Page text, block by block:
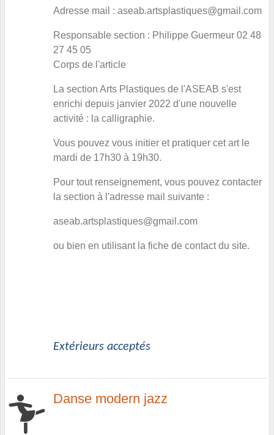
Adresse mail : aseab.artsplastiques@gmail.com
Responsable section : Philippe Guermeur 02 48
27 45 05
Corps de l'article
La section Arts Plastiques de l'ASEAB s'est
enrichi depuis janvier 2022 d'une nouvelle
activité : la calligraphie.
Vous pouvez vous initier et pratiquer cet art le
mardi de 17h30 à 19h30.
Pour tout renseignement, vous pouvez contacter
la section à l'adresse mail suivante :
aseab.artsplastiques@gmail.com
ou bien en utilisant la fiche de contact du site.
Extérieurs acceptés
Danse modern jazz